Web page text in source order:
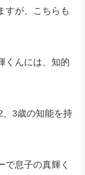
すが、こちらも
くんには、知的
3歳の知能を持
で息子の真輝く